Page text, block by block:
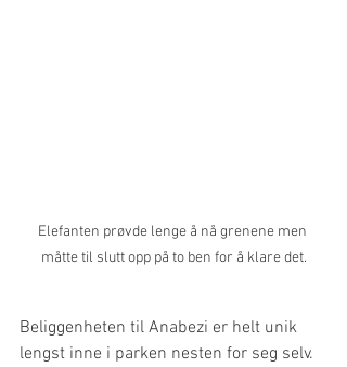
Elefanten prøvde lenge å nå grenene men
måtte til slutt opp på to ben for å klare det.
Beliggenheten til Anabezi er helt unik
lengst inne i parken nesten for seg selv.